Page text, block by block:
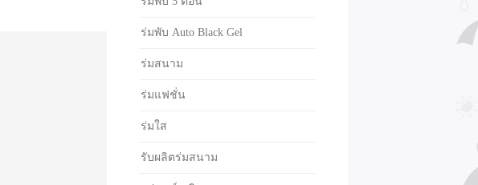
ร่มพับ Auto Black Gel
ร่มสนาม
ร่มแฟชั่น
ร่มใส
รับผลิตร่มสนาม